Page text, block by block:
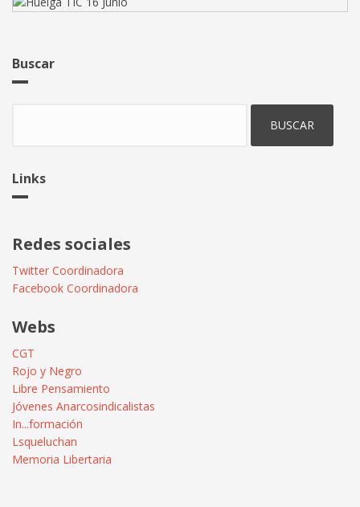
Buscar
Links
Redes sociales
Twitter Coordinadora
Facebook Coordinadora
Webs
CGT
Rojo y Negro
Libre Pensamiento
Jóvenes Anarcosindicalistas
In...formación
Lsqueluchan
Memoria Libertaria